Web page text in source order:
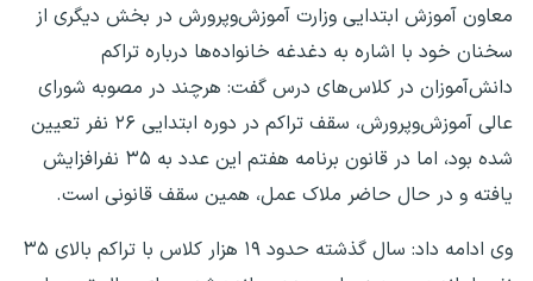
معاون آموزش ابتدایی وزارت آموزش‌وپرورش در بخش دیگری از
سخنان خود با اشاره به دغدغه خانواده‌ها درباره تراکم
دانش‌آموزان در کلاس‌های درس گفت: هرچند در مصوبه شورای
عالی آموزش‌وپرورش، سقف تراکم در دوره ابتدایی ۲۶ نفر تعیین
شده بود، اما در قانون برنامه هفتم این عدد به ۳۵ نفرافزایش
یافته و در حال حاضر ملاک عمل، همین سقف قانونی است.
وی ادامه داد: سال گذشته حدود ۱۹ هزار کلاس با تراکم بالای ۳۵